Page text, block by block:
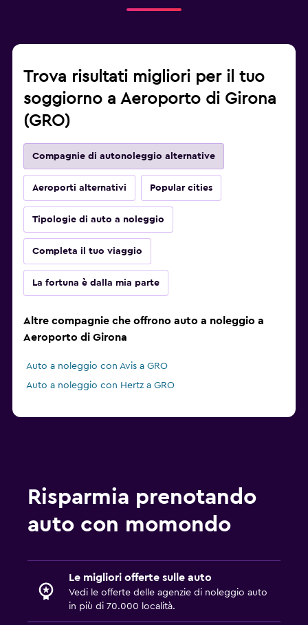
Trova risultati migliori per il tuo
soggiorno a Aeroporto di Girona
(GRO)
Compagnie di autonoleggio alternative
Aeroporti alternativi Popular cities
Tipologie di auto a noleggio
Completa il tuo viaggio
La fortuna è dalla mia parte
Altre compagnie che offrono auto a noleggio a
Aeroporto di Girona
Auto a noleggio con Avis a GRO
Auto a noleggio con Hertz a GRO
Risparmia prenotando
auto con momondo
Le migliori offerte sulle auto
Vedi le offerte delle agenzie di noleggio auto
in più di 70.000 località.